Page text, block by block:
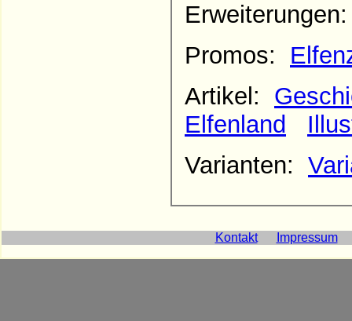
Promos:
Artikel:
Elfenland
Varianten:
Kontakt Impressum